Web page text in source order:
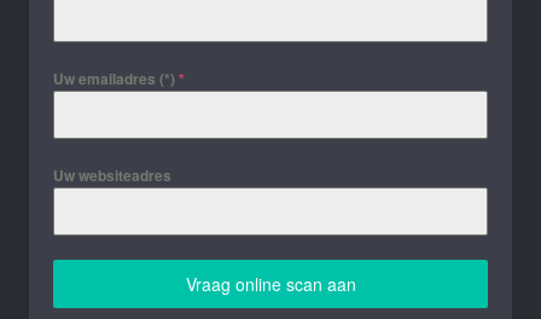
Uw emailadres (*) *
Uw websiteadres
Vraag online scan aan